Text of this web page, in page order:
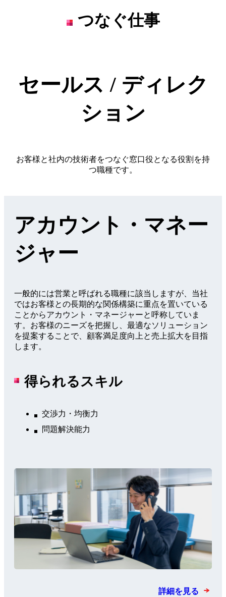
スタッフインタビュー
Workplace
人材育成
最新情報を知る
Blog
つなぐ仕事
セールス / ディレク
ション
お客様と社内の技術者をつなぐ窓口役となる役割を持
つ職種です。
アカウント・マネー
ジャー
一般的には営業と呼ばれる職種に該当しますが、当社
ではお客様との長期的な関係構築に重点を置いている
ことからアカウント・マネージャーと呼称していま
す。お客様のニーズを把握し、最適なソリューション
を提案することで、顧客満足度向上と売上拡大を目指
します。
得られるスキル
交渉力・均衡力
問題解決能力
詳細を見る